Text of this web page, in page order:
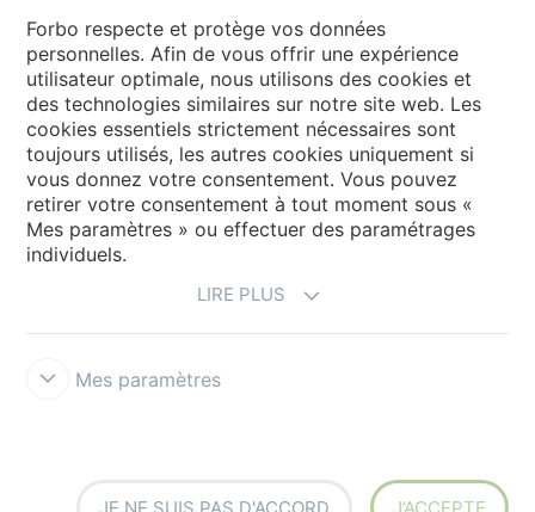
My Forbo
LEXIQUE
PLAN DU SITE
Forbo respecte et protège vos données
personnelles. Afin de vous offrir une expérience
utilisateur optimale, nous utilisons des cookies et
des technologies similaires sur notre site web. Les
cookies essentiels strictement nécessaires sont
toujours utilisés, les autres cookies uniquement si
vous donnez votre consentement. Vous pouvez
retirer votre consentement à tout moment sous «
Mes paramètres » ou effectuer des paramétrages
individuels.
LIRE PLUS
Mes paramètres
JE NE SUIS PAS D'ACCORD J’ACCEPTE